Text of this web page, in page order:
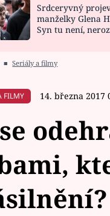
CELEBRITY
VAŘENÍ
Srdceryvný
manželky Glena
Syn tu není,
■ Seriály a filmy
FILMY 14. března 2017